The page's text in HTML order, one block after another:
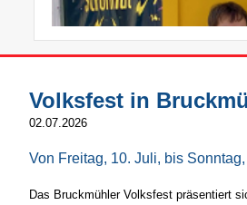
Volksfest in
02.07.2026
Von Freitag, 10. Juli, bis
Das Bruckmühler Volksfest präsentiert